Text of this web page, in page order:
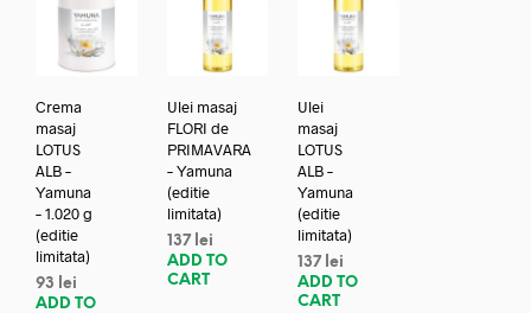
Crema
masaj
LOTUS
ALB –
Yamuna
– 1.020 g
(editie
limitata)
93
lei
ADD TO
Ulei masaj
FLORI de
PRIMAVARA
– Yamuna
(editie
limitata)
137 lei
ADD TO
CART
Ulei
masaj
LOTUS
ALB –
Yamuna
(editie
limitata)
137 lei
ADD TO
CART